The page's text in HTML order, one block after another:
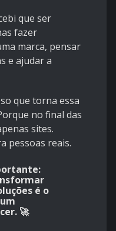
que ser
fazer
marca, pensar
e ajudar a
que torna essa
no final das
sites.
pessoas reais.
é o
🚀